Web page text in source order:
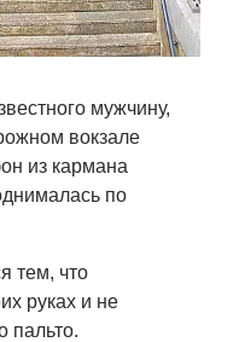
мужчину,
вокзале
из кармана
по
тем, что
руках и не
пальто.